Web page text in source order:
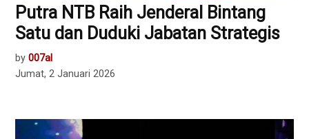
Putra NTB Raih Jenderal Bintang
Satu dan Duduki Jabatan Strategis
by 007al
Jumat, 2 Januari 2026